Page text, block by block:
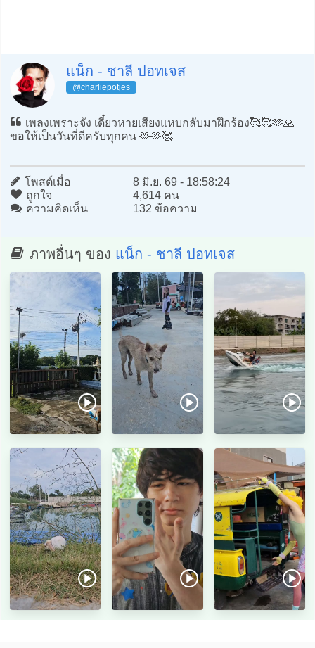
แน็ก - ชาลี ปอทเจส
@charliepotjes
เพลงเพราะจัง เดี๋ยวหายเสียงแหบกลับมาฝึกร้อง🥰🥰🫶🙏
ขอให้เป็นวันที่ดีครับทุกคน 🫶🫶🥰
โพสต์เมื่อ
8 มิ.ย. 69 - 18:58:24
ถูกใจ
4,614 คน
ความคิดเห็น
132 ข้อความ
ภาพอื่นๆ ของ แน็ก - ชาลี ปอทเจส